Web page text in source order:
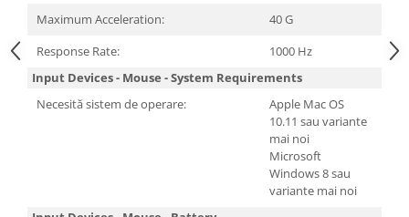
Maximum Acceleration:
40 G
Response Rate:
1000 Hz
Input Devices - Mouse - System Requirements
Necesită sistem de operare:
Apple Mac OS
10.11 sau variante
mai noi
Microsoft
Windows 8 sau
variante mai noi